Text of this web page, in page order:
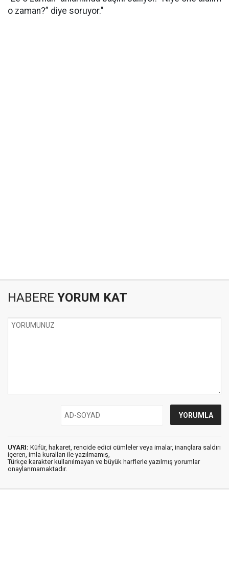
o zaman?” diye soruyor."
HABERE YORUM KAT
UYARI: Küfür, hakaret, rencide edici cümleler veya imalar, inançlara saldırı
içeren, imla kuralları ile yazılmamış,
Türkçe karakter kullanılmayan ve büyük harflerle yazılmış yorumlar
onaylanmamaktadır.